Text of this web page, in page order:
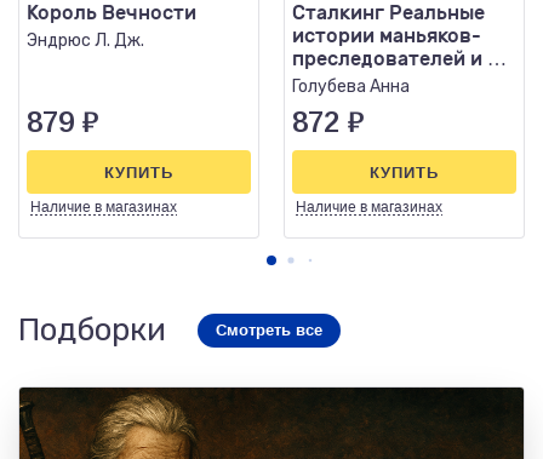
Король Вечности
Эндрюс Л. Дж.
879 ₽
Наличие в магазинах
КУПИТЬ
Сталкинг Реальные
истории маньяков-
преследователей и их
жертв Психология..
Голубева Анна
872 ₽
Наличие в магазинах
КУПИТЬ
Подборки Смотреть все